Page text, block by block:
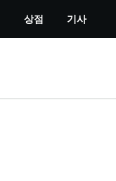
상점 기사